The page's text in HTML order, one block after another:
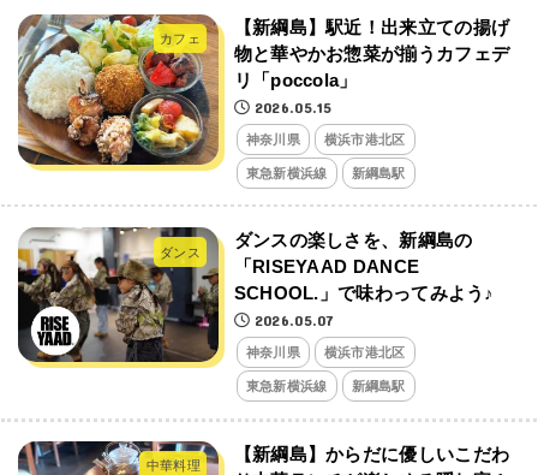
カフェ
【新綱島】駅近！出来立ての揚げ
物と華やかお惣菜が揃うカフェデ
リ「poccola」
2026.05.15
神奈川県 横浜市港北区
東急新横浜線 新綱島駅
ダンス
ダンスの楽しさを、新綱島の
「RISEYAAD DANCE
SCHOOL.」で味わってみよう♪
2026.05.07
神奈川県 横浜市港北区
東急新横浜線 新綱島駅
中華料理
【新綱島】からだに優しいこだわ